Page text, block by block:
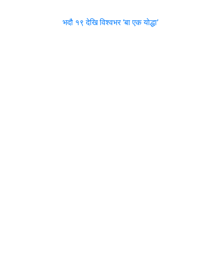
भदौ १९ देखि विश्वभर ‘बा एक योद्धा’